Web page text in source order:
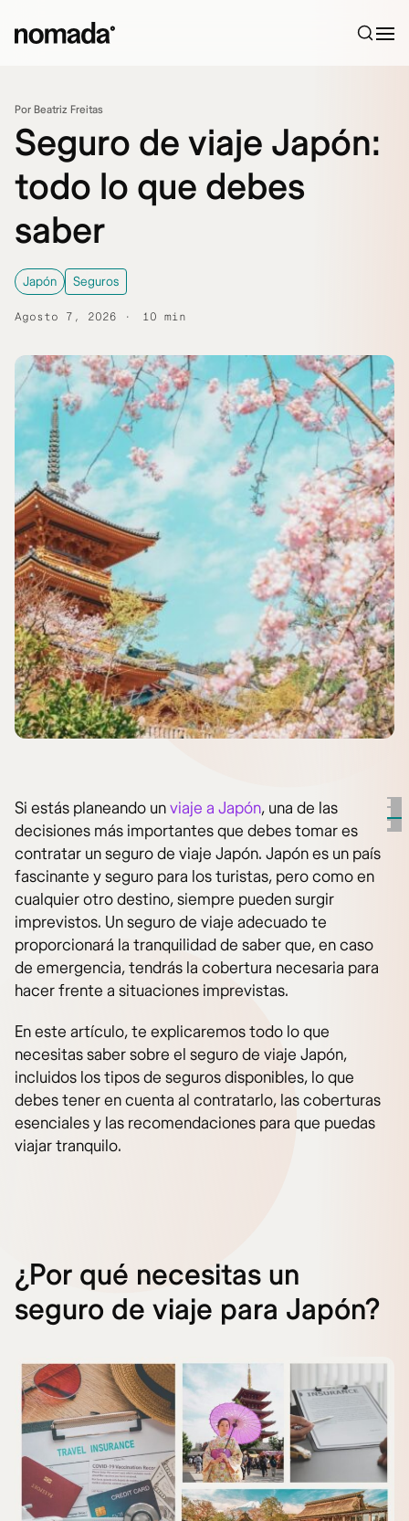
Por Beatriz Freitas
Seguro de viaje Japón:
todo lo que debes
saber
Japón Seguros
Agosto 7, 2026 10 min
Si estás planeando unviaje a Japón, una de las
decisiones más importantes que debes tomar es
contratar un seguro de viaje Japón. Japón es un país
fascinante y seguro para los turistas, pero como en
cualquier otro destino, siempre pueden surgir
imprevistos. Un seguro de viaje adecuado te
proporcionará la tranquilidad de saber que, en caso
de emergencia, tendrás la cobertura necesaria para
hacer frente a situaciones imprevistas.
En este artículo, te explicaremos todo lo que
necesitas saber sobre el seguro de viaje Japón,
incluidos los tipos de seguros disponibles, lo que
debes tener en cuenta al contratarlo, las coberturas
esenciales y las recomendaciones para que puedas
viajar tranquilo.
¿Por qué necesitas un
seguro de viaje para Japón?